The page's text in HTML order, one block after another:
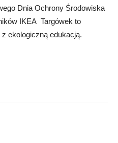
Dnia Ochrony Środowiska
IKEA Targówek to
z ekologiczną edukacją.